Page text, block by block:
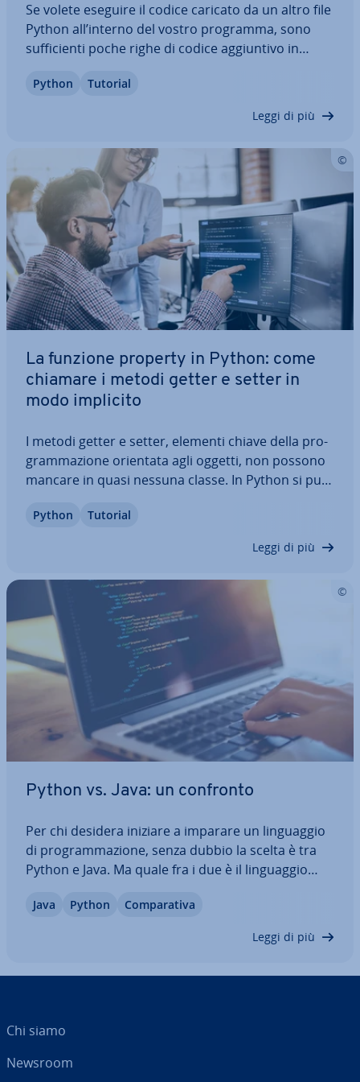
Se volete eseguire il codice caricato da un altro file
Python all’interno del vostro programma, sono
suf­fi­cien­ti poche righe di codice ag­giun­ti­vo in
un oggetto di codice in Python, ad esempio
Python Tutorial
Leggi di più
La funzione property in Python: come
chiamare i metodi getter e setter in
modo implicito
I metodi getter e setter, elementi chiave della pro­
gram­ma­zio­ne orientata agli oggetti, non possono
mancare in quasi nessuna classe. In Python si può
questi metodi ma­nual­men­te. In questo articolo vi
Python Tutorial
Leggi di più
Python vs. Java: un confronto
Per chi desidera iniziare a imparare un lin­guag­gio
di pro­gram­ma­zio­ne, senza dubbio la scelta è tra
Python e Java. Ma quale fra i due è il lin­guag­gio
tia­mo i due an­ta­go­ni­sti, ti spie­ghia­mo i vantaggi e
Java Python Com­pa­ra­ti­va
Leggi di più
Chi siamo
Newsroom